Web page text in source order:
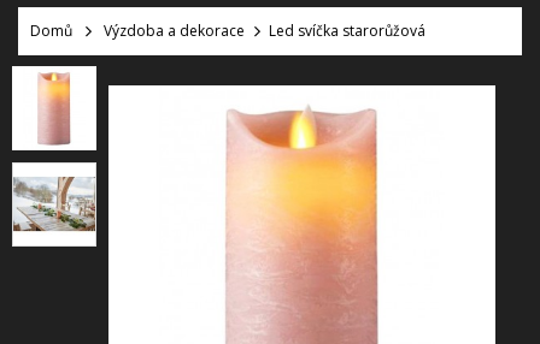
CATERING
VÝZDOBA A DEKORACE
PRONÁJEM
DOPORUČUJEME
Domů Výzdoba a dekorace Led svíčka starorůžová